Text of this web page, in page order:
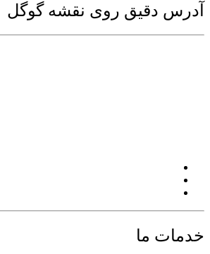
آدرس دقیق روی نقشه گوگل
خدمات ما